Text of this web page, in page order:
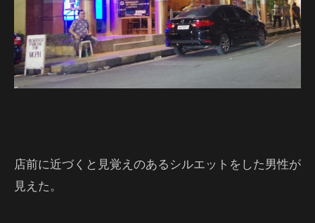
店前に近づくと見覚えのあるシルエットをした男性が
見えた。